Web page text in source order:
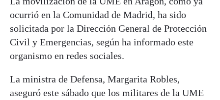
ocurrió en la Comunidad de Madrid, ha sido
solicitada por la Dirección General de Protección
Civil y Emergencias, según ha informado este
organismo en redes sociales.
La ministra de Defensa, Margarita Robles,
aseguró este sábado que los militares de la UME